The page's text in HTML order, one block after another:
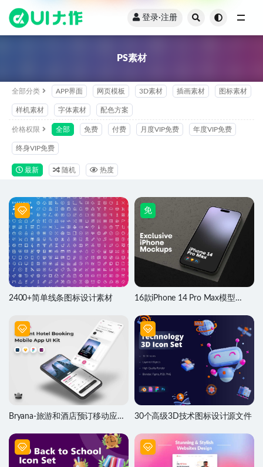
登录·注册
PS素材
全部分类 APP界面 网页模板 3D素材 插画素材 图标素材
样机素材 字体素材 配色方案
价格权限 全部 免费 付费 月度VIP免费 年度VIP免费
终身VIP免费
最新 随机 热度
2400+简单线条图标设计素材
免
16款iPhone 14 Pro Max模型
Bryana-旅游和酒店预订移动应用
30个高级3D技术图标设计源文件